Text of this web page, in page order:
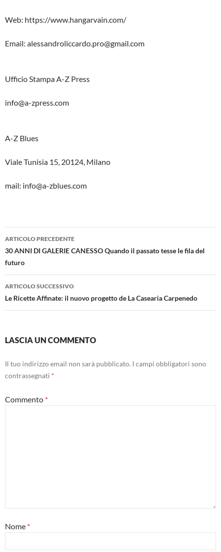
Web: https://www.hangarvain.com/
Email: alessandroliccardo.pro@gmail.com
Ufficio Stampa A-Z Press
info@a-zpress.com
A-Z Blues
Viale Tunisia 15, 20124, Milano
mail: info@a-zblues.com
Navigazione
articolo
ARTICOLO PRECEDENTE
30 ANNI DI GALERIE CANESSO Quando il passato tesse le fila del
futuro
ARTICOLO SUCCESSIVO
Le Ricette Affinate: il nuovo progetto de La Casearia Carpenedo
LASCIA UN COMMENTO
Il tuo indirizzo email non sarà pubblicato. I campi obbligatori sono
contrassegnati *
Commento *
Nome *